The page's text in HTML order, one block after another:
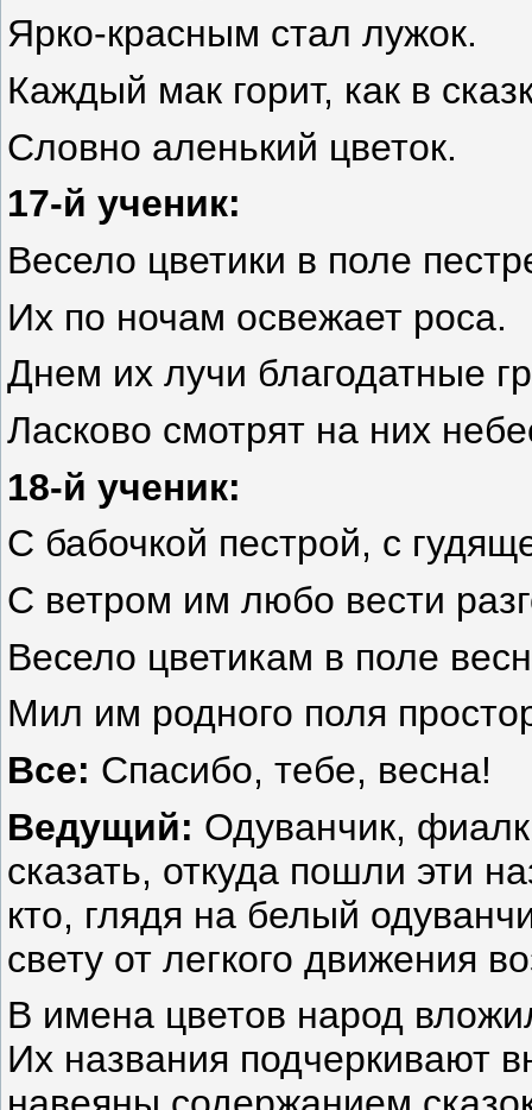
Ярко-красным стал лужок.
Каждый мак горит, как в
Словно аленький цветок.
17-й ученик:
Весело цветики в поле
Их по ночам освежает роса.
Днем их лучи благодатные
Ласково смотрят на них
18-й ученик:
С бабочкой пестрой, с
С ветром им любо вести
Весело цветикам в поле
Мил им родного поля
Все: Спасибо, тебе, весна!
Ведущий: Одуванчик,
сказать, откуда пошли эти
кто, глядя на белый
свету от легкого движения
В имена цветов народ
Их названия подчеркивают